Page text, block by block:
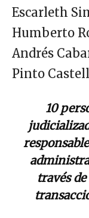
Escarleth
Humberto
Andrés
Pinto
10
través